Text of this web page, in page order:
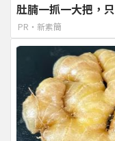
肚腩一抓一大把，
PR・新素簡